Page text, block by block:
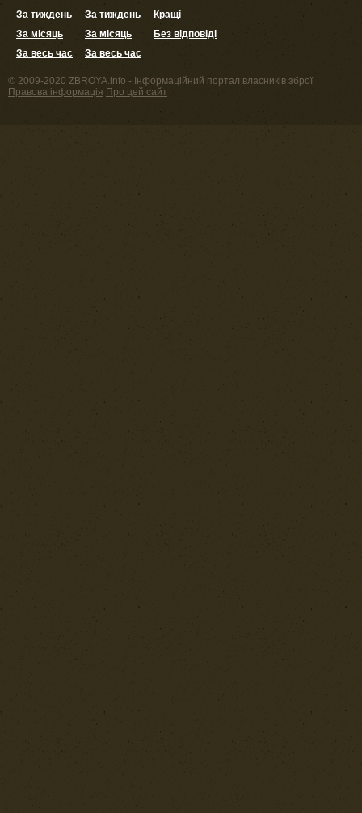
За тиждень
За місяць
За весь час
За тиждень
За місяць
За весь час
Кращі
Без відповіді
© 2009-2020 ZBROYA.info - Інформаційний портал власників зброї
Правова інформація Про цей сайт